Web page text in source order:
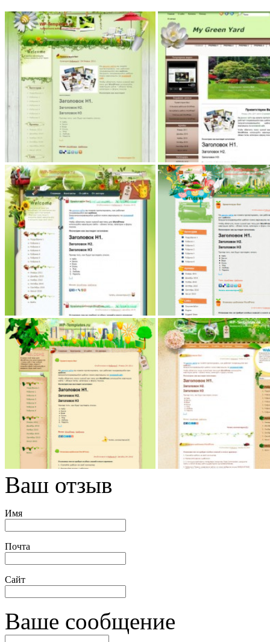
Ваш отзыв
Имя
Почта
Сайт
Ваше сообщение